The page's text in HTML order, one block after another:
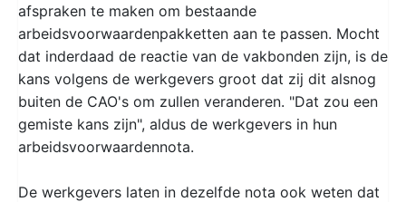
afspraken te maken om bestaande
arbeidsvoorwaardenpakketten aan te passen. Mocht
dat inderdaad de reactie van de vakbonden zijn, is de
kans volgens de werkgevers groot dat zij dit alsnog
buiten de CAO's om zullen veranderen. "Dat zou een
gemiste kans zijn", aldus de werkgevers in hun
arbeidsvoorwaardennota.
De werkgevers laten in dezelfde nota ook weten dat